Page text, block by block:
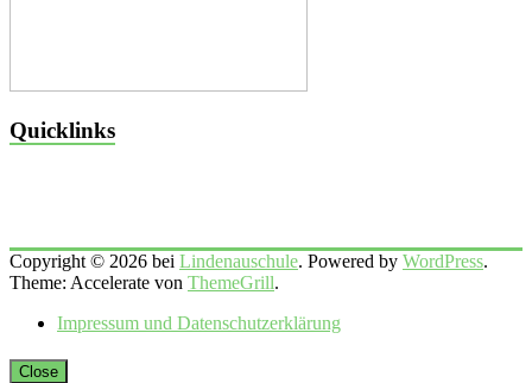
Quicklinks
Copyright © 2026 bei Lindenauschule. Powered by WordPress.
Theme: Accelerate von ThemeGrill.
Impressum und Datenschutzerklärung
Close